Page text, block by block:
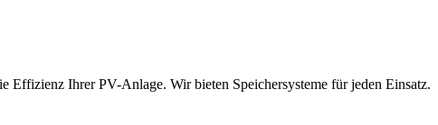
Effizienz Ihrer PV-Anlage. Wir bieten Speichersysteme für jeden Einsatz.